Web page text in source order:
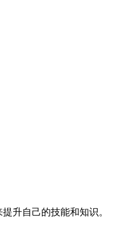
升自己的技能和知识。